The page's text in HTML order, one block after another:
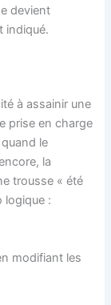
devient
indiqué.
à assainir une
prise en charge
le
la
trousse « été
logique :
modifiant les